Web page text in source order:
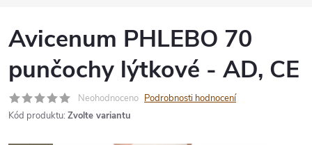
Avicenum PHLEBO 70
punčochy lýtkové - AD, CE
Neohodnoceno Podrobnosti hodnocení
Kód produktu: Zvolte variantu